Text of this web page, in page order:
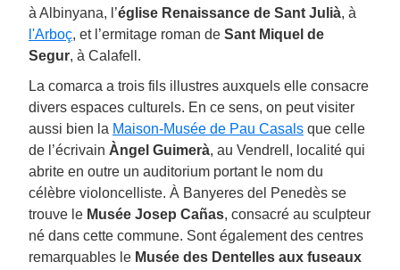
à Albinyana, l’église Renaissance de Sant Julià, à
l'Arboç, et l’ermitage roman de Sant Miquel de
Segur, à Calafell.
La comarca a trois fils illustres auxquels elle consacre
divers espaces culturels. En ce sens, on peut visiter
aussi bien la Maison-Musée de Pau Casals que celle
de l’écrivain Àngel Guimerà, au Vendrell, localité qui
abrite en outre un auditorium portant le nom du
célèbre violoncelliste. À Banyeres del Penedès se
trouve le Musée Josep Cañas, consacré au sculpteur
né dans cette commune. Sont également des centres
remarquables le Musée des Dentelles aux fuseaux